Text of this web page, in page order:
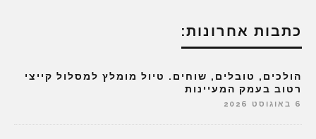
כתבות אחרונות:
הולכים, טובלים, שוחים. טיול מומלץ למסלול קייצי
רטוב בעמק המעיינות
6 באוגוסט 2026